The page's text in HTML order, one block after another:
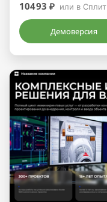
10493 ₽ или в Сплит
Демоверсия